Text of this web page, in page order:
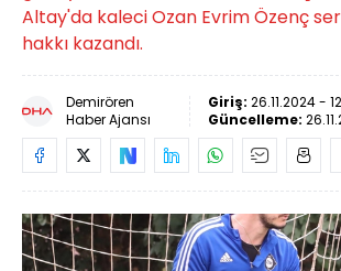
Altay'da kaleci Ozan Evrim Özenç
hakkı kazandı.
Demirören
Haber Ajansı
Giriş: 26.11.2024 -
Güncelleme: